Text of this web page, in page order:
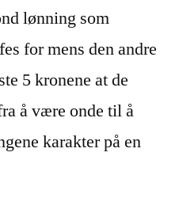
lønning som
for mens den andre
5 kronene at de
å være onde til å
karakter på en